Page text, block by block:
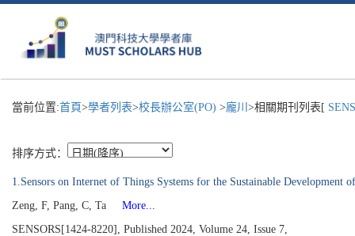
當前位置:首頁>學者列表>校長辦公室(PO) >龐川 >相關期刊列表[
排序方式：
1.Sensors on Internet of Things Systems for the Sustainable Development
Zeng, F, Pang, C, Ta
More...
SENSORS[1424-8220], Published 2024, Volume 24, Issue 7,